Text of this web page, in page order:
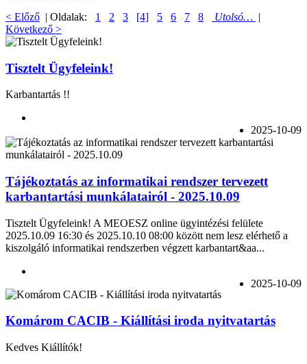
< Előző | Oldalak: 1 2 3 [4] 5 6 7 8 Utolsó… |
Következő >
Tisztelt Ügyfeleink!
Karbantartás !!
2025-10-09
Tájékoztatás az informatikai rendszer tervezett
karbantartási munkálatairól - 2025.10.09
Tisztelt Ügyfeleink! A MEOESZ online ügyintézési felülete
2025.10.09 16:30 és 2025.10.10 08:00 között nem lesz elérhető a
kiszolgáló informatikai rendszerben végzett karbantart&aa...
2025-10-09
Komárom CACIB - Kiállítási iroda nyitvatartás
Kedves Kiállítók!